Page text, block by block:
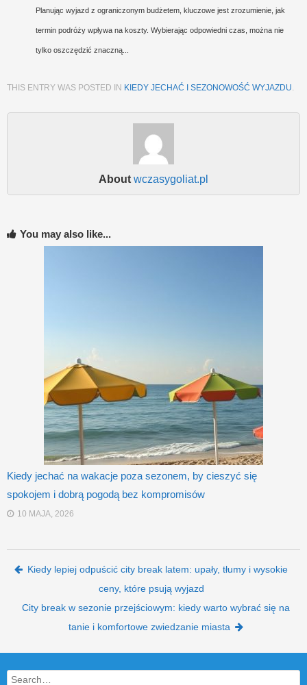
Planując wyjazd z ograniczonym budżetem, kluczowe jest zrozumienie, jak
termin podróży wpływa na koszty. Wybierając odpowiedni czas, można nie
tylko oszczędzić znaczną...
THIS ENTRY WAS POSTED IN KIEDY JECHAĆ I SEZONOWOŚĆ WYJAZDU.
About wczasygoliat.pl
You may also like...
Kiedy jechać na wakacje poza sezonem, by cieszyć się
spokojem i dobrą pogodą bez kompromisów
10 MAJA, 2026
Post navigation
Kiedy lepiej odpuścić city break latem: upały, tłumy i wysokie
ceny, które psują wyjazd
City break w sezonie przejściowym: kiedy warto wybrać się na
tanie i komfortowe zwiedzanie miasta
Search